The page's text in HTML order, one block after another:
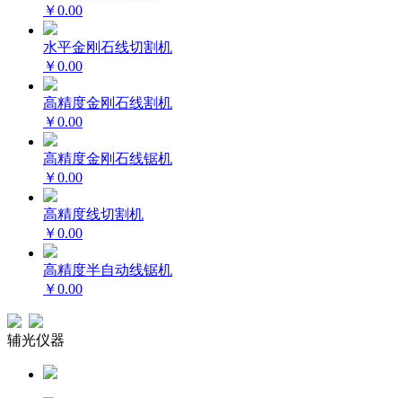
￥0.00
水平金刚石线切割机
￥0.00
高精度金刚石线割机
￥0.00
高精度金刚石线锯机
￥0.00
高精度线切割机
￥0.00
高精度半自动线锯机
￥0.00
辅光仪器